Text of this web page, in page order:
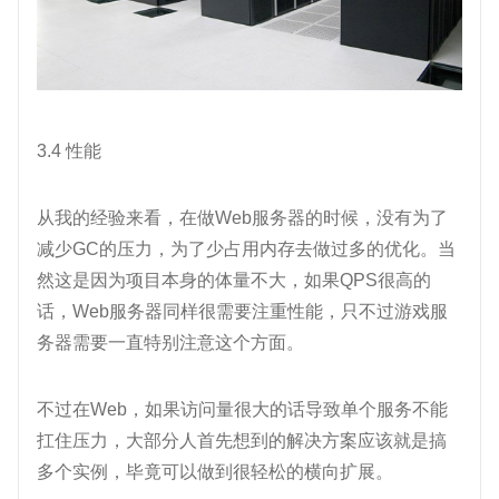
3.4 性能
从我的经验来看，在做Web服务器的时候，没有为了
减少GC的压力，为了少占用内存去做过多的优化。当
然这是因为项目本身的体量不大，如果QPS很高的
话，Web服务器同样很需要注重性能，只不过游戏服
务器需要一直特别注意这个方面。
不过在Web，如果访问量很大的话导致单个服务不能
扛住压力，大部分人首先想到的解决方案应该就是搞
多个实例，毕竟可以做到很轻松的横向扩展。